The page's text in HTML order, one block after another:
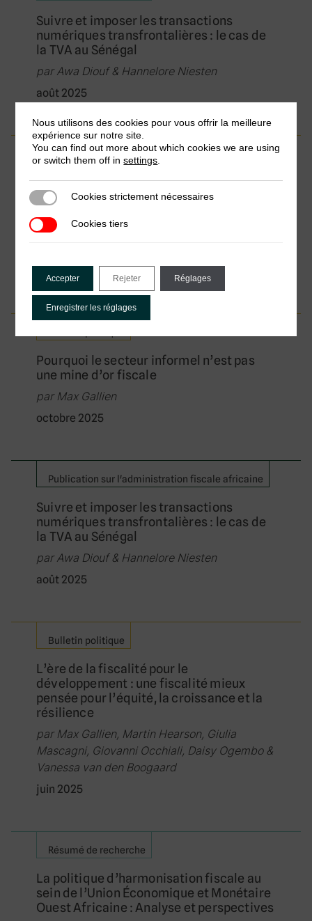
Suivre et imposer les transactions
numériques transfrontalières : le cas de
la TVA au Sénégal
par Awa Diouf & Hannelore Niesten
août 2025
Bulletin politique
Infrastructure publique numérique et
fiscalité : des enjeux importants mais des
par Daisy Ogembo, Philip Mader & Fabrizio
octobre 2025
Pourquoi le secteur informel n’est pas
une mine d’or fiscale
par Max Gallien
octobre 2025
Publication sur l'administration fiscale africaine
Suivre et imposer les transactions
numériques transfrontalières : le cas de
la TVA au Sénégal
par Awa Diouf & Hannelore Niesten
août 2025
Bulletin politique
L’ère de la fiscalité pour le
développement : une fiscalité mieux
pensée pour l’équité, la croissance et la
résilience
par Max Gallien, Martin Hearson, Giulia
Mascagni, Giovanni Occhiali, Daisy Ogembo &
Vanessa van den Boogaard
juin 2025
Résumé de recherche
La politique d’harmonisation fiscale au
sein de l’Union Économique et Monétaire
Ouest Africaine : Analyse et perspectives
Nous utilisons des cookies pour vous offrir la meilleure
expérience sur notre site.
You can find out more about which cookies we are using
or switch them off insettings
Cookies strictement nécessaires
Cookies strictement nécessaires
Cookies tiersCookies tiers
Accepter Rejeter Réglages
Enregistrer les réglages